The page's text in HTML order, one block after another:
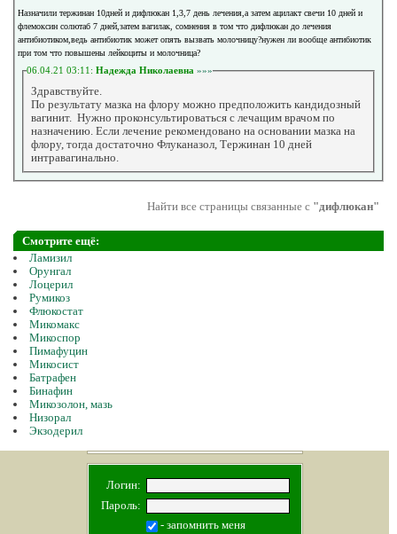
Назначили тержинан 10дней и дифлюкан 1,3,7 день лечения,а затем ацилакт свечи 10 дней и
флемоксин солютаб 7 дней,затем вагилак, сомнения в том что дифлюкан до лечения
антибиотиком,ведь антибиотик может опять вызвать молочницу?нужен ли вообще антибиотик
при том что повышены лейкоциты и молочница?
06.04.21 03:11: Надежда Николаевна »»»
Здравствуйте.
По результату мазка на флору можно предположить кандидозный
вагинит. Нужно проконсультироваться с лечащим врачом по
назначению. Если лечение рекомендовано на основании мазка на
флору, тогда достаточно Флуканазол, Тержинан 10 дней
интравагинально.
Найти все страницы связанные с "дифлюкан"
Смотрите ещё:
Ламизил
Орунгал
Лоцерил
Румикоз
Флюкостат
Микомакс
Микоспор
Пимафуцин
Микосист
Батрафен
Бинафин
Микозолон, мазь
Низорал
Экзодерил
Логин:
Пароль:
- запомнить меня